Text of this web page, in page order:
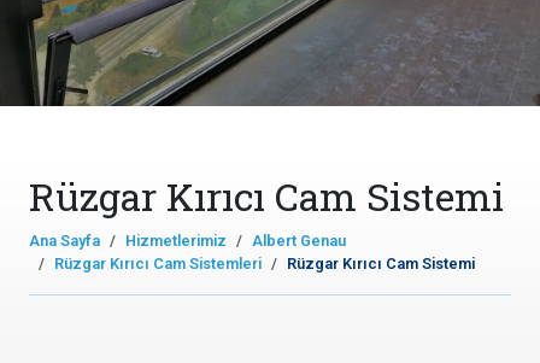
Rüzgar Kırıcı Cam Sistemi
Ana Sayfa Hizmetlerimiz
Albert Genau
Rüzgar Kırıcı Cam Sistemleri
Rüzgar Kırıcı Cam Sistemi